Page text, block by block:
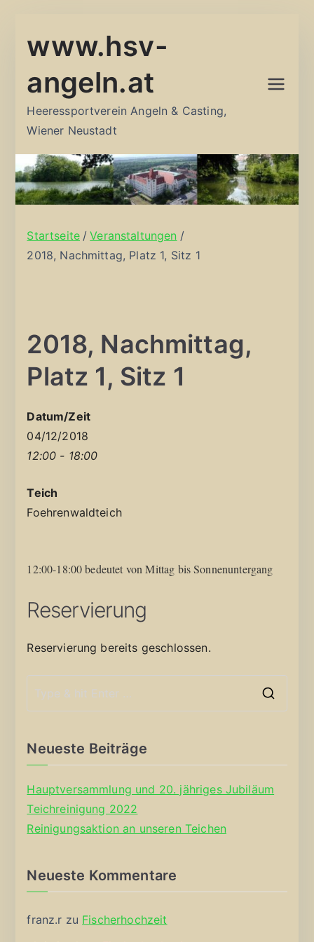
Inhalt
www.hsv-
angeln.at
Heeressportverein Angeln & Casting,
Wiener Neustadt
Startseite
Veranstaltungen
2018, Nachmittag, Platz 1, Sitz 1
2018, Nachmittag,
Platz 1, Sitz 1
Datum/Zeit
04/12/2018
12:00 - 18:00
Teich
Foehrenwaldteich
12:00-18:00 bedeutet von Mittag bis Sonnenuntergang
Reservierung
Reservierung bereits geschlossen.
Neueste Beiträge
Hauptversammlung und 20. jähriges Jubiläum
Teichreinigung 2022
Reinigungsaktion an unseren Teichen
Neueste Kommentare
franz.r zu Fischerhochzeit